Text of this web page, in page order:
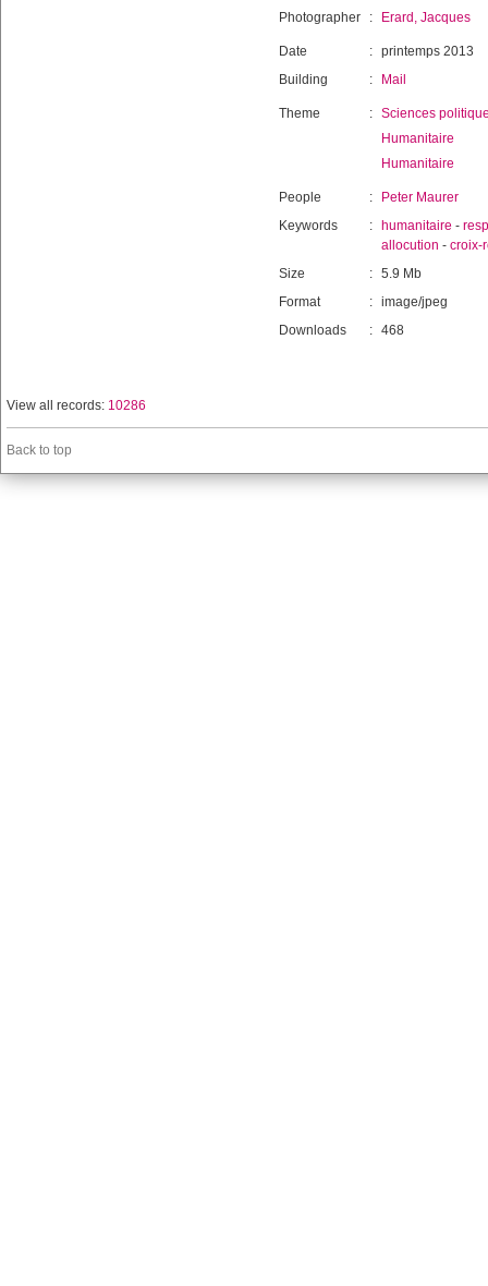
Photographer : Erard, Jacques
Date : printemps 2013
Building
: Mail
Theme : Sciences
Humanitaire
Humanitaire
People :
Peter Maurer
Keywords
: humanitaire -
allocution - croix-
Size
: 5.9 Mb
Format
: image/jpeg
Downloads
: 468
View all records: 10286
Back to top